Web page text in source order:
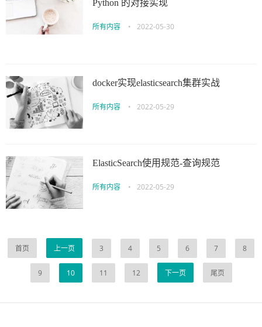
Python 的对接实现
所有内容 • 2022-05-30
docker实现elasticsearch集群实战
所有内容 • 2022-05-29
ElasticSearch使用规范-查询规范
所有内容 • 2022-05-29
首页 上一页 3 4 5 6 7 8
9 10 11 12 下一页 尾页